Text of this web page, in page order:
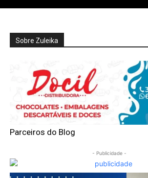
Sobre Zuleika
Parceiros do Blog
- Publicidade -